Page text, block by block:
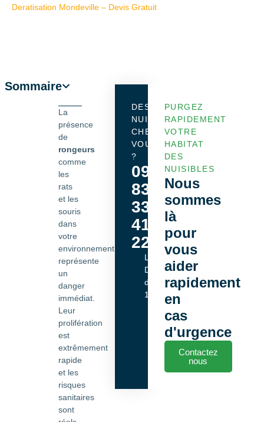
Deratisation Mondeville – Devis Gratuit
Sommaire
La
présence
de
rongeurs
comme
les
rats
et les
souris
dans
votre
environnement
représente
un
danger
immédiat.
Leur
prolifération
est
extrêmement
rapide
et les
risques
sanitaires
sont
DES
NUISIBLES
CHEZ
VOUS
?
09
83
33
41
22
Lundi -
Dimanche
de 9h00 à
18h00
PURGEZ
RAPIDEMENT
VOTRE
HABITAT
DES
NUISIBLES
Nous
sommes
là
pour
vous
aider
rapidement
en
cas
d'urgence
Contactez
nous